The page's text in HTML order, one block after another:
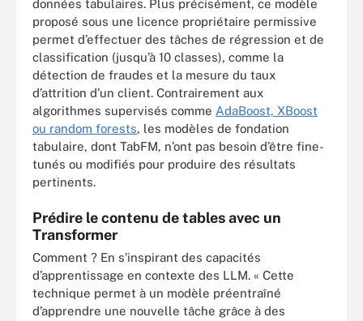
données tabulaires. Plus précisément, ce modèle
proposé sous une licence propriétaire permissive
permet d’effectuer des tâches de régression et de
classification (jusqu’à 10 classes), comme la
détection de fraudes et la mesure du taux
d’attrition d’un client. Contrairement aux
algorithmes supervisés comme AdaBoost, XBoost
ou random forests, les modèles de fondation
tabulaire, dont TabFM, n’ont pas besoin d’être fine-
tunés ou modifiés pour produire des résultats
pertinents.
Prédire le contenu de tables avec un
Transformer
Comment ? En s’inspirant des capacités
d’apprentissage en contexte des LLM. « Cette
technique permet à un modèle préentraîné
d’apprendre une nouvelle tâche grâce à des